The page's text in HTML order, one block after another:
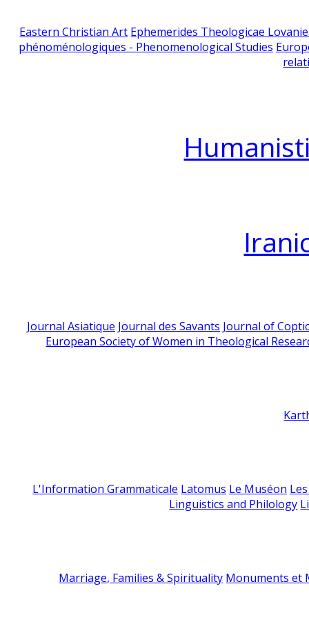
Eastern Christian Art Ephemerides Theologicae
phénoménologiques - Phenomenological Studies
Journal Asiatique Journal des Savants Journal of
European Society of Women in Theological
L'Information Grammaticale Latomus Le Muséon
Linguistics and Philology
Marriage, Families & Spirituality Monuments et